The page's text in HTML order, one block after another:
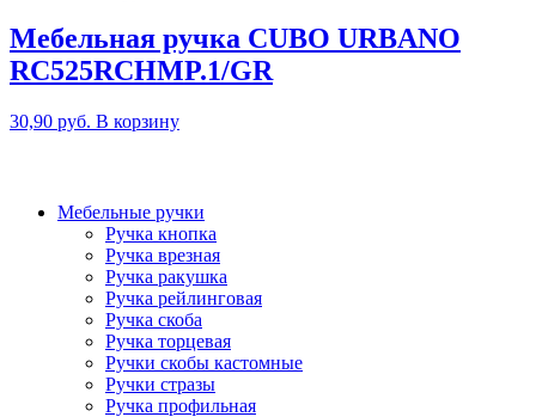
Мебельная ручка CUBO URBANO
RC525RCHMP.1/GR
30,90 руб. В корзину
Мебельные ручки
Ручка кнопка
Ручка врезная
Ручка ракушка
Ручка рейлинговая
Ручка скоба
Ручка торцевая
Ручки скобы кастомные
Ручки стразы
Ручка профильная